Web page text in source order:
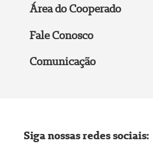
Área do Cooperado
Fale Conosco
Comunicação
Siga nossas redes sociais: